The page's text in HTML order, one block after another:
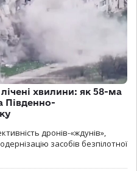
хвилини: як 58-ма
Південно-
дронів-«ждунів»,
засобів безпілотної